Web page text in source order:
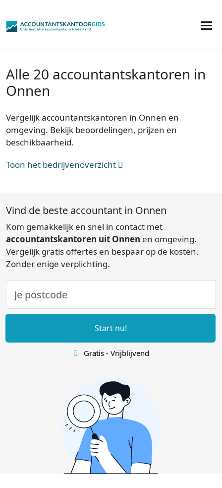
Alle 20 accountantskantoren in
Onnen
Vergelijk accountantskantoren in Onnen en
omgeving. Bekijk beoordelingen, prijzen en
beschikbaarheid.
Toon het bedrijvenoverzicht
Vind de beste accountant in Onnen
Kom gemakkelijk en snel in contact met
accountantskantoren uit Onnen en omgeving.
Vergelijk gratis offertes en bespaar op de kosten.
Zonder enige verplichting.
Start nu!
Gratis - Vrijblijvend